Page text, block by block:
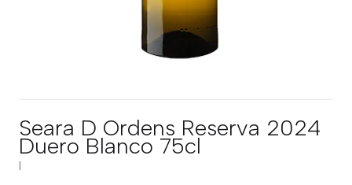
Seara D Ordens Reserva 2024
Duero Blanco 75cl